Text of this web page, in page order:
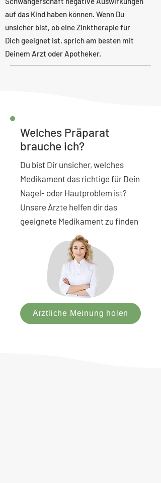
auf das Kind haben können. Wenn Du
unsicher bist, ob eine Zinktherapie für
Dich geeignet ist, sprich am besten mit
Deinem Arzt oder Apotheker.
Welches Präparat
brauche ich?
Du bist Dir unsicher, welches
Medikament das richtige für Dein
Nagel- oder Hautproblem ist?
Unsere Ärzte helfen dir das
geeignete Medikament zu finden
Ärztliche Meinung holen